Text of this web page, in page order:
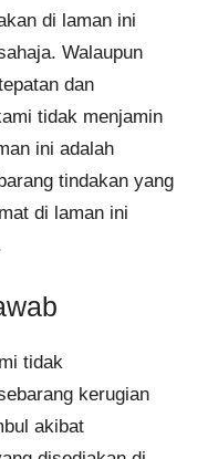
di laman ini
Walaupun
dan
tidak menjamin
ini adalah
tindakan yang
di laman ini
tidak
kerugian
akibat